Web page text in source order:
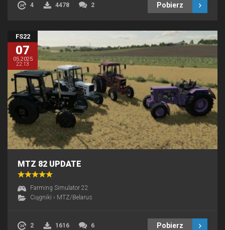
4 4478 2 Pobierz
FS22
07
05.2025
22:13
MTZ 82 UPDATE
Farming Simulator 22
Ciągniki › MTZ/Belarus
2 1616 6 Pobierz